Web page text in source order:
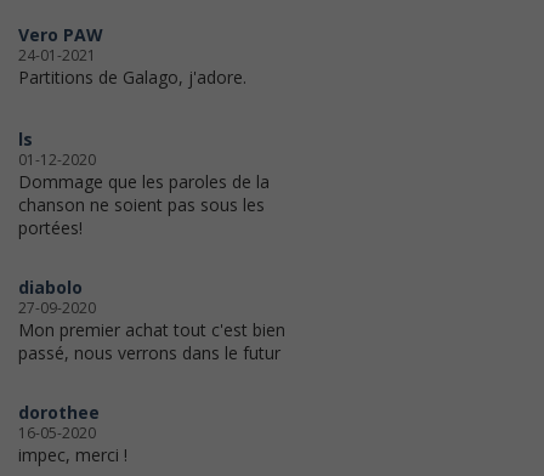
Vero PAW
24-01-2021
Partitions de Galago, j'adore.
ls
01-12-2020
Dommage que les paroles de la
chanson ne soient pas sous les
portées!
diabolo
27-09-2020
Mon premier achat tout c'est bien
passé, nous verrons dans le futur
dorothee
16-05-2020
impec, merci !